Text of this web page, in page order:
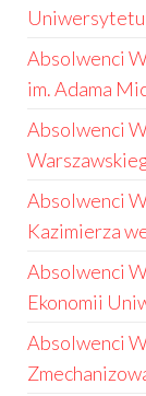
Absolwenci
im. Adama
Absolwenci
Absolwenci
Kazimierza
Absolwenci
Ekonomii
Absolwenci